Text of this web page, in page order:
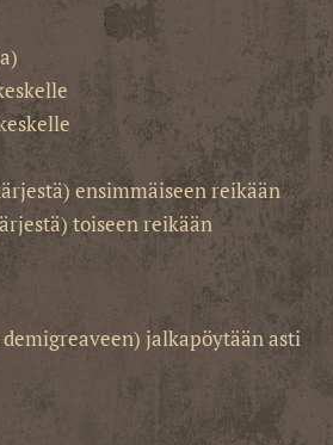
ensimmäiseen reikään
toiseen reikään
jalkapöytään ​​asti